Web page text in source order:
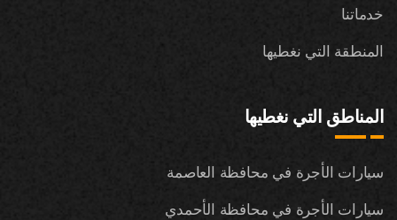
خدماتنا
المنطقة التي نغطيها
المناطق التي نغطيها
سيارات الأجرة في محافظة العاصمة
سيارات الأجرة في محافظة الأحمدي